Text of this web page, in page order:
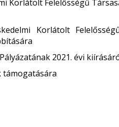
Korlátolt Felelősségű
Korlátolt
2021. évi
támogatására